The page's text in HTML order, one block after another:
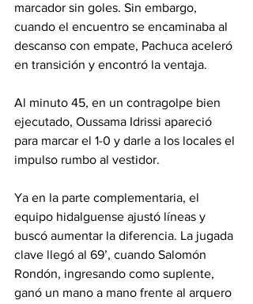
marcador sin goles. Sin embargo,
cuando el encuentro se encaminaba al
descanso con empate, Pachuca aceleró
en transición y encontró la ventaja.
Al minuto 45, en un contragolpe bien
ejecutado, Oussama Idrissi apareció
para marcar el 1-0 y darle a los locales el
impulso rumbo al vestidor.
Ya en la parte complementaria, el
equipo hidalguense ajustó líneas y
buscó aumentar la diferencia. La jugada
clave llegó al 69’, cuando Salomón
Rondón, ingresando como suplente,
ganó un mano a mano frente al arquero